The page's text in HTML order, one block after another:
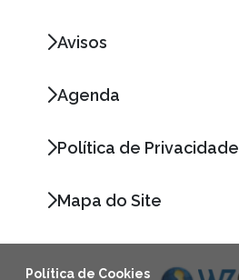
Política de Cookies
Avisos
Agenda
Política de Privacidade
Mapa do Site